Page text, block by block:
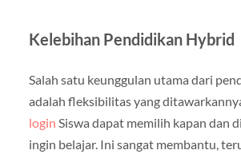
Kelebihan Pendidikan Hybrid
Salah satu keunggulan utama dari
adalah fleksibilitas yang
login Siswa dapat memilih kapan dan
ingin belajar. Ini sangat membantu,